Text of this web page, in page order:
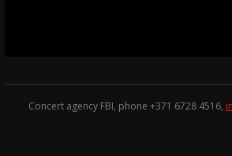
Concert agency FBI, phone +371 6728 4516,